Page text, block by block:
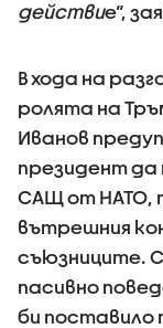
действие“,
В хода на
ролята на
Иванов
президент да
САЩ от НАТО,
вътрешния
съюзниците.
пасивно
би